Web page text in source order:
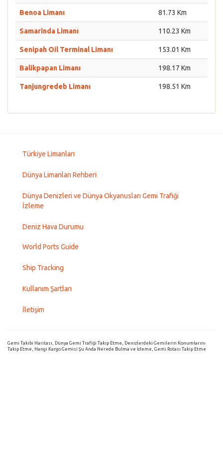
Benoa Limanı 81.73 Km
Samarinda Limanı 110.23 Km
Senipah Oil Terminal Limanı 153.01 Km
Balikpapan Limanı 198.17 Km
Tanjungredeb Limanı 198.51 Km
Türkiye Limanları
Dünya Limanları Rehberi
Dünya Denizleri ve Dünya Okyanusları Gemi Trafiği
İzleme
Deniz Hava Durumu
World Ports Guide
Ship Tracking
Kullanım Şartları
İletişim
Gemi Takibi Haritası, Dünya Gemi Trafiği Takip Etme, Denizlerdeki Gemilerin Konumlarını
Takip Etme, Hangi Kargo Gemisi Şu Anda Nerede Bulma ve İzleme, Gemi Rotası Takip Etme